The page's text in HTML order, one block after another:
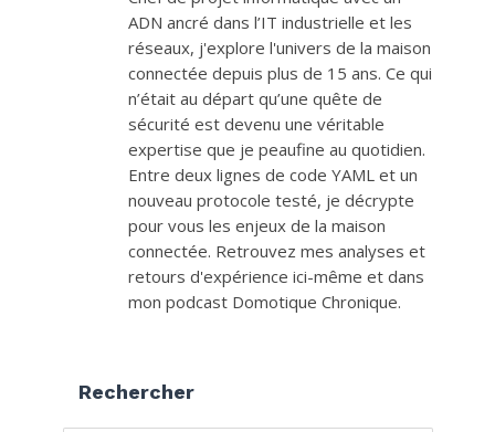
ADN ancré dans l’IT industrielle et les
réseaux, j'explore l'univers de la maison
connectée depuis plus de 15 ans. Ce qui
n’était au départ qu’une quête de
sécurité est devenu une véritable
expertise que je peaufine au quotidien.
Entre deux lignes de code YAML et un
nouveau protocole testé, je décrypte
pour vous les enjeux de la maison
connectée. Retrouvez mes analyses et
retours d'expérience ici-même et dans
mon podcast Domotique Chronique.
Rechercher